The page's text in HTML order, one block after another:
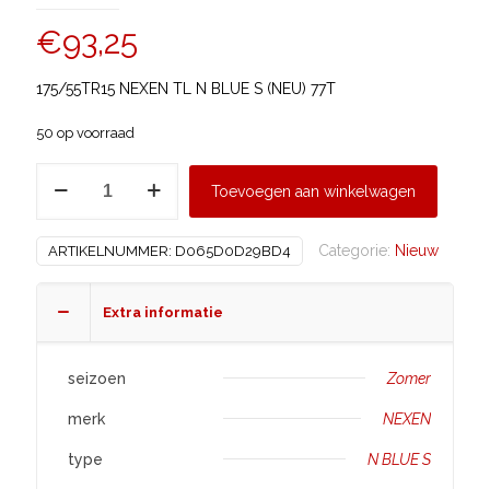
€93,25
175/55TR15 NEXEN TL N BLUE S (NEU) 77T
50 op voorraad
Toevoegen aan winkelwagen
ARTIKELNUMMER: D065D0D29BD4 Categorie: Nieuw
Extra informatie
seizoen Zomer
merk NEXEN
type N BLUE S